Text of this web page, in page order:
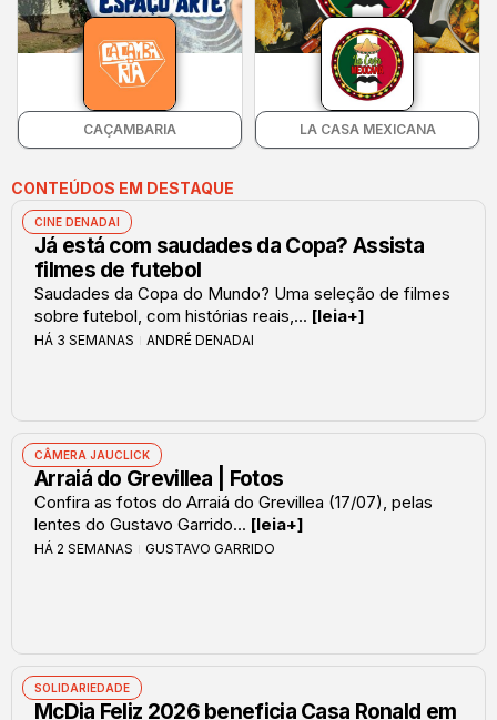
CAÇAMBARIA LA CASA MEXICANA
CONTEÚDOS EM DESTAQUE
CINE DENADAI
Já está com saudades da Copa? Assista
filmes de futebol
Saudades da Copa do Mundo? Uma seleção de filmes
sobre futebol, com histórias reais,... [leia+]
HÁ 3 SEMANAS ANDRÉ DENADAI
CÂMERA JAUCLICK
Arraiá do Grevillea | Fotos
Confira as fotos do Arraiá do Grevillea (17/07), pelas
lentes do Gustavo Garrido... [leia+]
HÁ 2 SEMANAS GUSTAVO GARRIDO
SOLIDARIEDADE
McDia Feliz 2026 beneficia Casa Ronald em